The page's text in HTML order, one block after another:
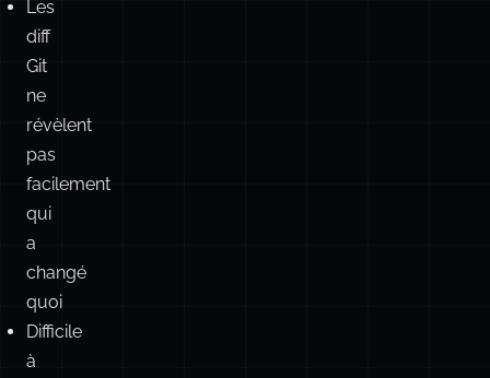
Les
diff
Git
ne
révèlent
pas
facilement
qui
a
changé
quoi
Difficile
à